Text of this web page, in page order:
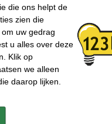
die ons helpt de
zien die
uw gedrag
u alles over deze
Klik op
we alleen
daarop lijken.